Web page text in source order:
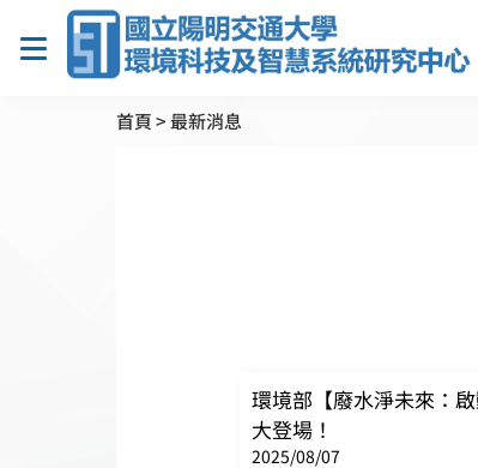
首頁>最新消息
環境部【廢水淨未來：
大登場！
2025/08/07